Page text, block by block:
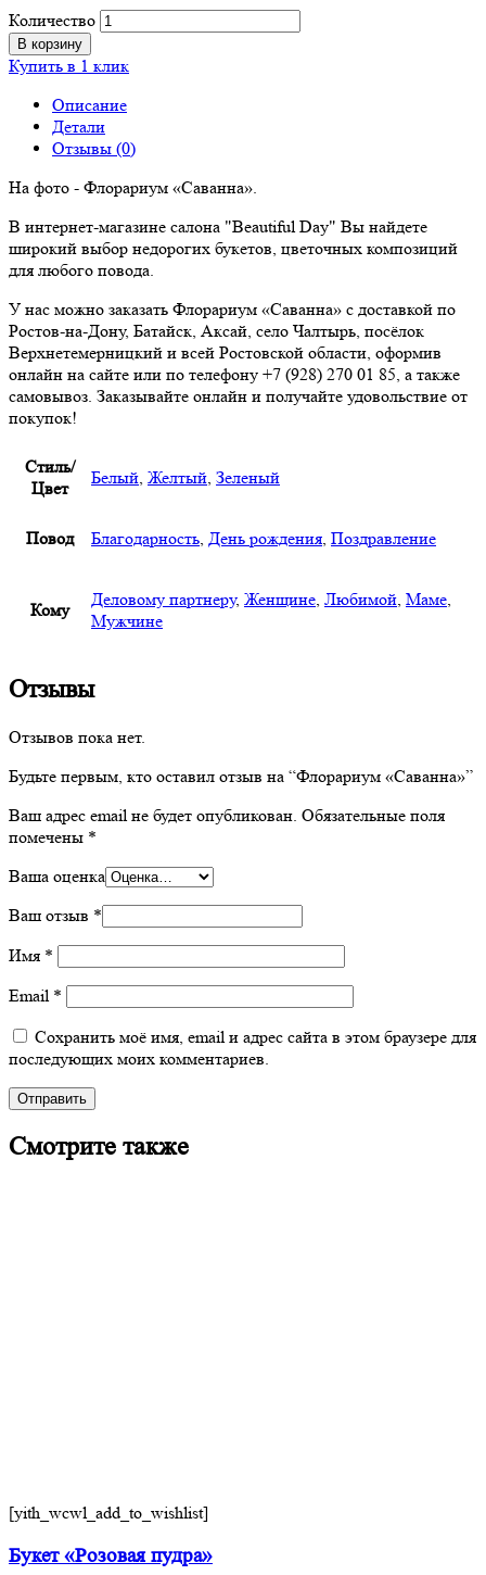
Количество
В корзину
Купить в 1 клик
Описание
Детали
Отзывы (0)
На фото - Флорариум «Саванна».
В интернет-магазине салона "Beautiful Day" Вы найдете
широкий выбор недорогих букетов, цветочных композиций
для любого повода.
У нас можно заказать Флорариум «Саванна» с доставкой по
Ростов-на-Дону, Батайск, Аксай, село Чалтырь, посёлок
Верхнетемерницкий и всей Ростовской области, оформив
онлайн на сайте или по телефону +7 (928) 270 01 85, а также
самовывоз. Заказывайте онлайн и получайте удовольствие от
покупок!
Стиль/
Цвет
Белый, Желтый, Зеленый
Повод Благодарность, День рождения, Поздравление
Кому
Деловому партнеру, Женщине, Любимой, Маме,
Мужчине
Отзывы
Отзывов пока нет.
Будьте первым, кто оставил отзыв на “Флорариум «Саванна»”
Ваш адрес email не будет опубликован. Обязательные поля
помечены *
Ваша оценка
Ваш отзыв *
Имя *
Email *
Сохранить моё имя, email и адрес сайта в этом браузере для
последующих моих комментариев.
Смотрите также
[yith_wcwl_add_to_wishlist]
Букет «Розовая пудра»